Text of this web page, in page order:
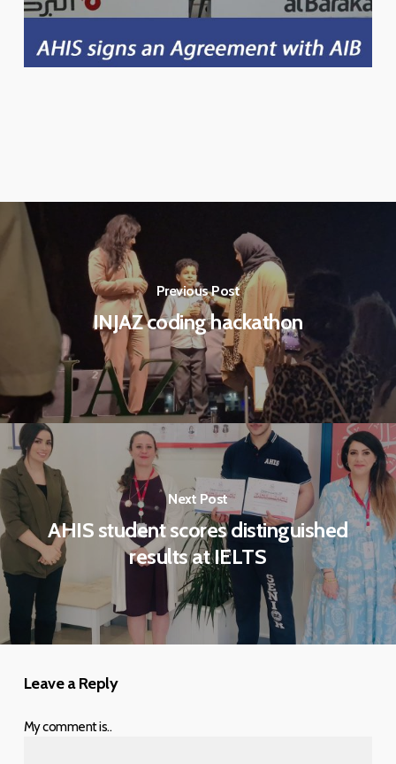
Previous Post
INJAZ coding hackathon
Next Post
AHIS student scores distinguished
results at IELTS
Leave a Reply
My comment is..